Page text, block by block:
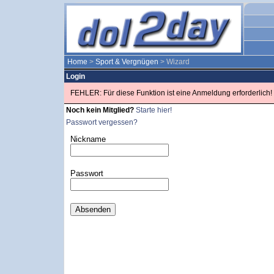
Home > Sport & Vergnügen > Wizard
Login
FEHLER: Für diese Funktion ist eine Anmeldung erforderlich!
Noch kein Mitglied? Starte hier!
Passwort vergessen?
Nickname
Passwort